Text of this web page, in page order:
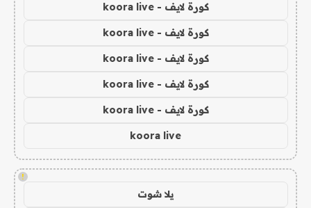
كورة لايف - koora live
كورة لايف - koora live
كورة لايف - koora live
كورة لايف - koora live
كورة لايف - koora live
koora live
!
يلا شوت